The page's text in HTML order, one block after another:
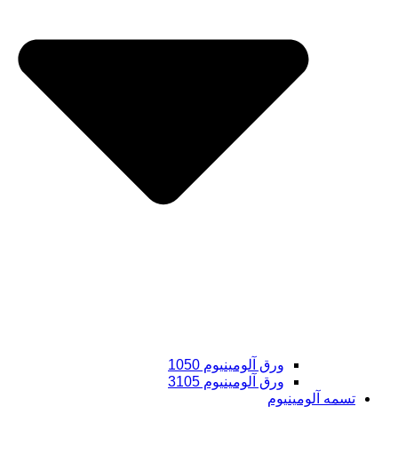
ورق آلومینیوم 1050
ورق آلومینیوم 3105
تسمه آلومینیوم